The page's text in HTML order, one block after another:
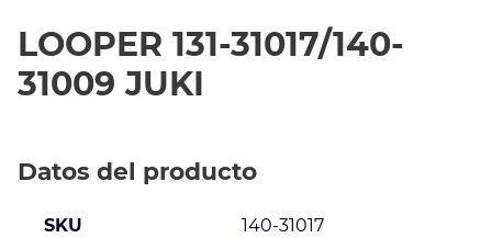
LOOPER 131-31017/140-
31009 JUKI
Datos del producto
SKU 140-31017